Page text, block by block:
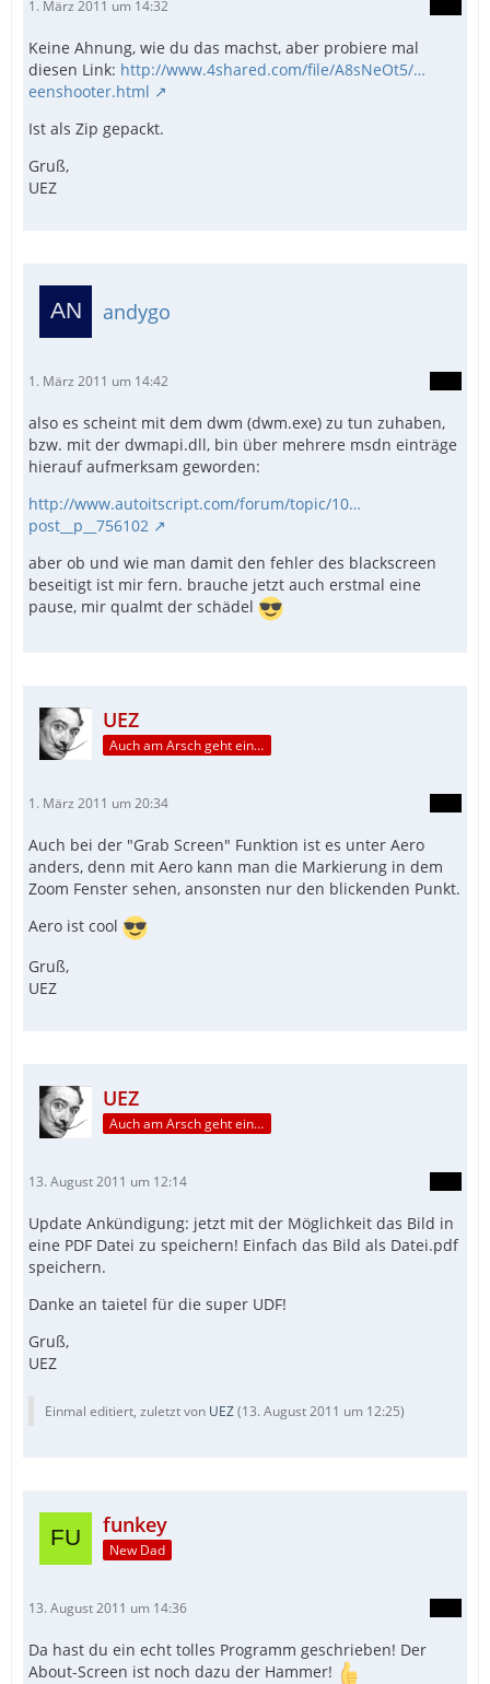
1. März 2011 um 14:32
Keine Ahnung, wie du das machst, aber probiere mal
diesen Link: http://www.4shared.com/file/A8sNeOt5/…
eenshooter.html
Ist als Zip gepackt.
Gruß,
UEZ
andygo
1. März 2011 um 14:42
also es scheint mit dem dwm (dwm.exe) zu tun zuhaben,
bzw. mit der dwmapi.dll, bin über mehrere msdn einträge
hierauf aufmerksam geworden:
http://www.autoitscript.com/forum/topic/10…
post__p__756102
aber ob und wie man damit den fehler des blackscreen
beseitigt ist mir fern. brauche jetzt auch erstmal eine
pause, mir qualmt der schädel
UEZ
Auch am Arsch geht ein Weg vorbei...
1. März 2011 um 20:34
Auch bei der "Grab Screen" Funktion ist es unter Aero
anders, denn mit Aero kann man die Markierung in dem
Zoom Fenster sehen, ansonsten nur den blickenden Punkt.
Aero ist cool
Gruß,
UEZ
UEZ
Auch am Arsch geht ein Weg vorbei...
13. August 2011 um 12:14
Update Ankündigung: jetzt mit der Möglichkeit das Bild in
eine PDF Datei zu speichern! Einfach das Bild als Datei.pdf
speichern.
Danke an taietel für die super UDF!
Gruß,
UEZ
Einmal editiert, zuletzt von UEZ(13. August 2011 um 12:25)
funkey
New Dad
13. August 2011 um 14:36
Da hast du ein echt tolles Programm geschrieben! Der
About-Screen ist noch dazu der Hammer!